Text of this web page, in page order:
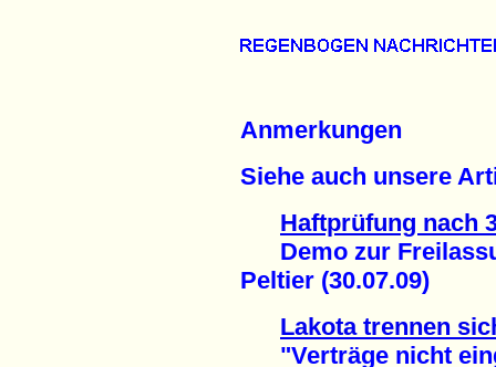
Anmerkungen
Siehe auch unsere
Haftprüfung nach
Demo zur
Peltier (30.07.09)
Lakota trennen
"Verträge nicht